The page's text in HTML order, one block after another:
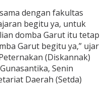
dengan fakultas
begitu ya, untuk
domba Garut itu tetap
Garut begitu ya,” ujar
(Diskannak)
Senin
Daerah (Setda)